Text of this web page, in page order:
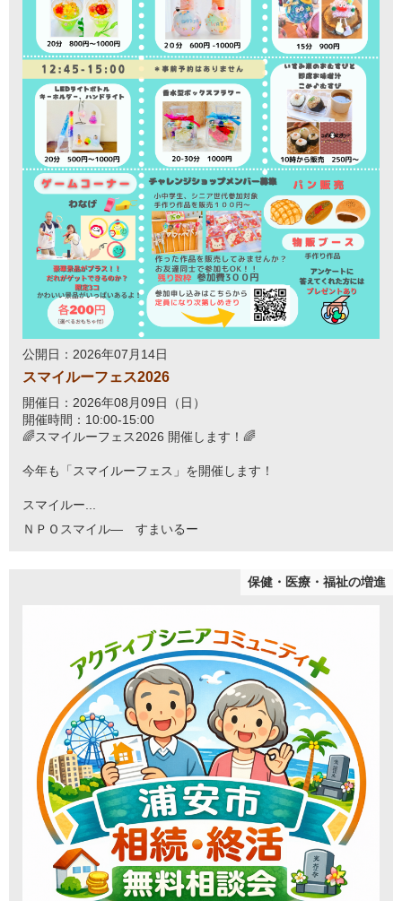
公開日：2026年07月14日
スマイルーフェス2026
開催日：2026年08月09日（日）
開催時間：10:00-15:00
🌈スマイルーフェス2026 開催します！🌈
今年も「スマイルーフェス」を開催します！
スマイルー...
ＮＰＯスマイル― すまいるー
保健・医療・福祉の増進